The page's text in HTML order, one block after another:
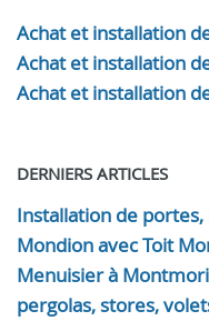
Achat et installation
Achat et installation
Achat et installation
DERNIERS ARTICLES
Installation de
Mondion avec Toit
Menuisier à
pergolas, stores,